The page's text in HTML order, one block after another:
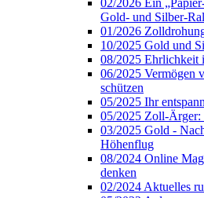
02/2026 Ein
Gold- und Silber-
01/2026
10/2025 Gold und
08/2025 Ehrlichkeit
06/2025 Vermögen
schützen
05/2025 Ihr
05/2025 Zoll-Ärger:
03/2025 Gold -
Höhenflug
08/2024 Online
denken
02/2024 Aktuelles